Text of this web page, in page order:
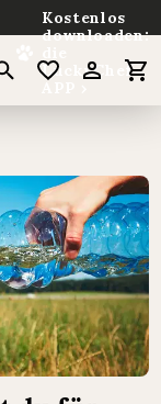
Kostenlos
downloaden:
LuckyChef